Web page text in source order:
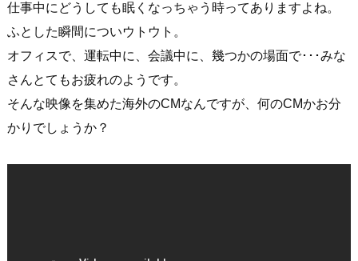
仕事中にどうしても眠くなっちゃう時ってありますよね。
ふとした瞬間についウトウト。
オフィスで、運転中に、会議中に、幾つかの場面で･･･みな
さんとてもお疲れのようです。
そんな映像を集めた海外のCMなんですが、何のCMかお分
かりでしょうか？